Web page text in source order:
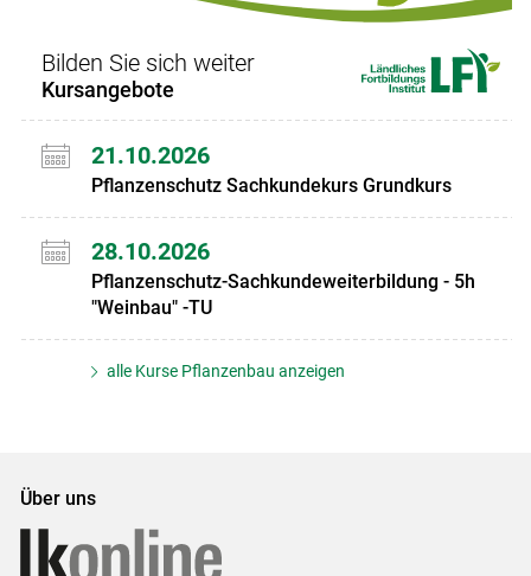
Bilden Sie sich weiter
Kursangebote
21.10.2026
Pflanzenschutz Sachkundekurs Grundkurs
28.10.2026
Pflanzenschutz-Sachkundeweiterbildung - 5h
"Weinbau" -TU
alle Kurse Pflanzenbau anzeigen
Über uns